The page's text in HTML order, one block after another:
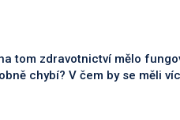
tom zdravotnictví mělo
chybí? V čem by se měli